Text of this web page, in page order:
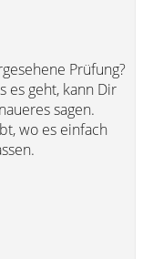
Prüfung?
es geht, kann Dir
sagen.
wo es einfach